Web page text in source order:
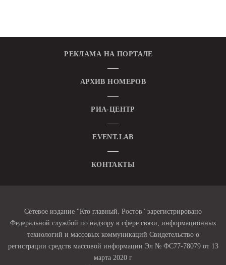
РЕКЛАМА НА ПОРТАЛЕ
АРХИВ НОМЕРОВ
РИА-ЦЕНТР
EVENT.LAB
КОНТАКТЫ
Сетевое издание "Кто главный. Ростов" зарегистрировано
Федеральной службой по надзору в сфере связи, информационных
технологий и массовых коммуникаций Свидетельство о
регистрации средств массовой информации Эл № ФС77-78079 от 13
марта 2020 г